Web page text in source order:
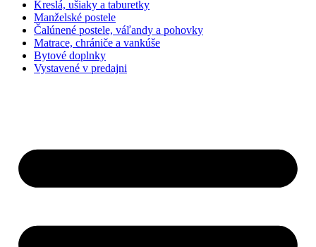
Kreslá, ušiaky a taburetky
Manželské postele
Čalúnené postele, váľandy a pohovky
Matrace, chrániče a vankúše
Bytové doplnky
Vystavené v predajni